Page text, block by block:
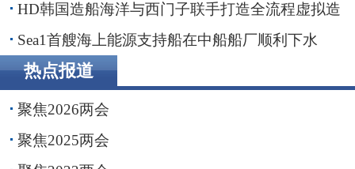
HD韩国造船海洋与西门子联手打造全流程虚拟造
船平台
Sea1首艘海上能源支持船在中船船厂顺利下水
热点报道
聚焦2026两会
聚焦2025两会